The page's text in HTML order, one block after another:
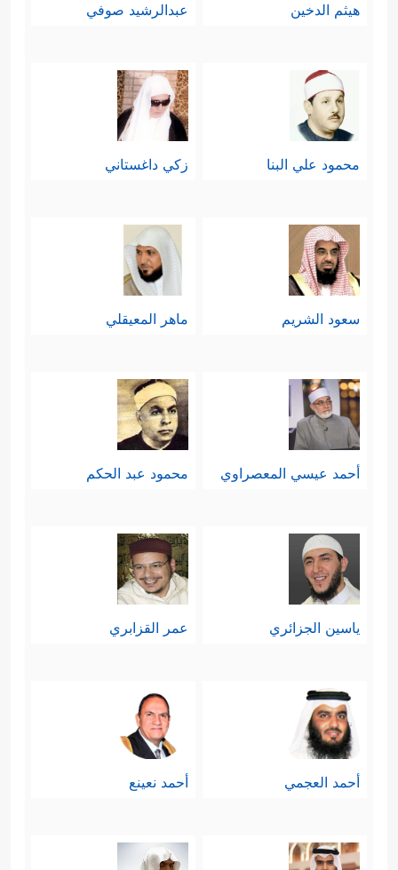
هيثم الدخين عبدالرشيد صوفي
محمود علي البنا زكي داغستاني
سعود الشريم ماهر المعيقلي
أحمد عيسي المعصراوي محمود عبد الحكم
ياسين الجزائري عمر القزابري
أحمد العجمي أحمد نعينع